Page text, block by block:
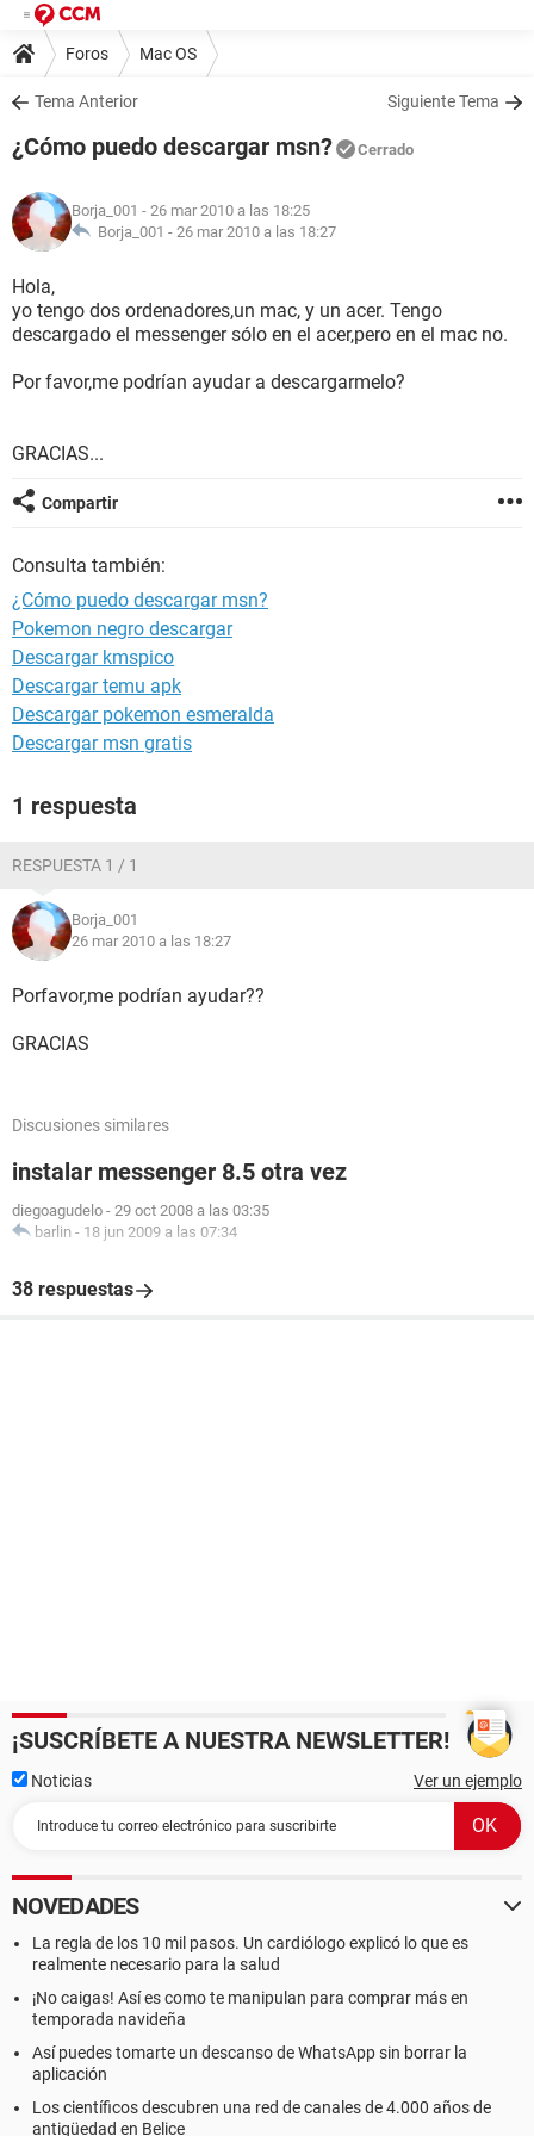
Foros Mac OS
Tema Anterior Siguiente Tema
¿Cómo puedo descargar msn? Cerrado
Borja_001 - 26 mar 2010 a las 18:25
Borja_001 - 26 mar 2010 a las 18:27
Hola,
yo tengo dos ordenadores,un mac, y un acer. Tengo
descargado el messenger sólo en el acer,pero en el mac no.
Por favor,me podrían ayudar a descargarmelo?
GRACIAS...
Compartir
Consulta también:
¿Cómo puedo descargar msn?
Pokemon negro descargar
Descargar kmspico
Descargar temu apk
Descargar pokemon esmeralda
Descargar msn gratis
1 respuesta
RESPUESTA 1 / 1
Borja_001
26 mar 2010 a las 18:27
Porfavor,me podrían ayudar??
GRACIAS
Discusiones similares
instalar messenger 8.5 otra vez
diegoagudelo - 29 oct 2008 a las 03:35
barlin - 18 jun 2009 a las 07:34
38 respuestas
¡SUSCRÍBETE A NUESTRA NEWSLETTER!
Noticias Ver un ejemplo
NOVEDADES
La regla de los 10 mil pasos. Un cardiólogo explicó lo que es
realmente necesario para la salud
¡No caigas! Así es como te manipulan para comprar más en
temporada navideña
Así puedes tomarte un descanso de WhatsApp sin borrar la
aplicación
Los científicos descubren una red de canales de 4.000 años de
antigüedad en Belice